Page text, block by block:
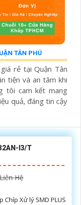
TÂN PHÚ
rẻ tại Quận Tân
tiện và an tâm khi
tôi cam kết mang
quả, đáng tin cậy
I3/T
Liên Hệ
Chíp Xử lý SMD PLUS